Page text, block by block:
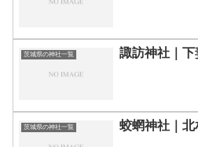
茨城県の神社一覧 諏訪神社｜
茨城県の神社一覧 蛟蝄神社｜